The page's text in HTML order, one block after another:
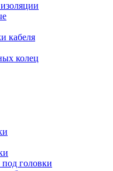
кабеля
колец
головки